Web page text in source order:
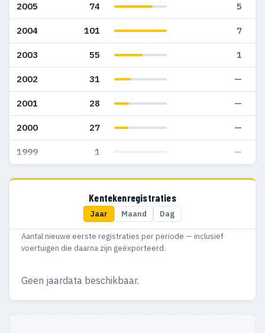
2005 74 5
2004 101 7
2003 55 1
2002 31 —
2001 28 —
2000 27 —
1999 1 —
Kentekenregistraties
Jaar Maand Dag
Aantal nieuwe eerste registraties per periode — inclusief
voertuigen die daarna zijn geëxporteerd.
Geen jaardata beschikbaar.